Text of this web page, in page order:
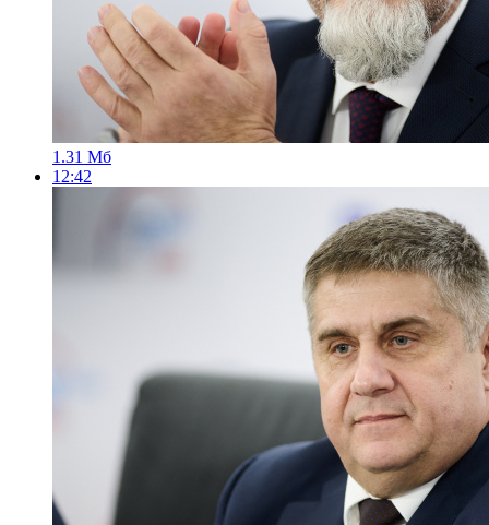
1.31 Мб
12:42